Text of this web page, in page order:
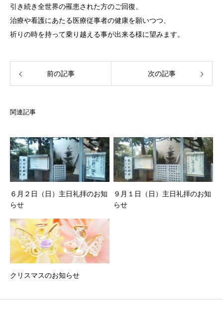
引き続き全世界の罹患された方のご回復、
治療や看護にあたる医療従事者の健康を願いつつ、
祈りの時を持って乗り越える事が出来る様に望みます。
前の記事 次の記事
関連記事
６月２日（日）主日礼拝のお知
らせ
９月１日（日）主日礼拝のお知
らせ
クリスマスのお知らせ